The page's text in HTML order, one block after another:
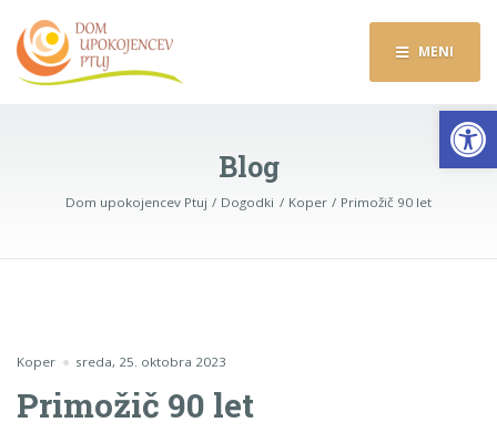
MENI
Blog
Dom upokojencev Ptuj Dogodki Koper Primožič 90 let
Koper sreda, 25. oktobra 2023
Primožič 90 let